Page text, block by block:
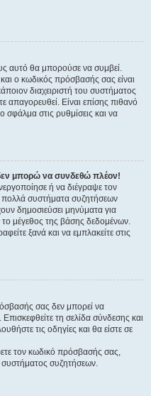
αυτό θα μπορούσε να συμβεί.
ο κωδικός πρόσβασής σας είναι
διαχειριστή του συστήματος
απαγορευθεί. Είναι επίσης πιθανό
σφάλμα στις ρυθμίσεις και να
μπορώ να συνδεθώ πλέον!
ή να διέγραψε τον
συστήματα συζητήσεων
δημοσιεύσει μηνύματα για
μέγεθος της βάσης δεδομένων.
ξανά και να εμπλακείτε στις
σας δεν μπορεί να
τη σελίδα σύνδεσης και
τις οδηγίες και θα είστε σε
τον κωδικό πρόσβασής σας,
συστήματος συζητήσεων.